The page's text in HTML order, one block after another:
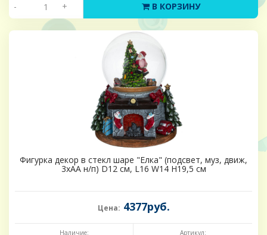
- + В КОРЗИНУ
Фигурка декор в стекл шаре "Елка" (подсвет, муз, движ,
3хАА н/п) D12 см, L16 W14 H19,5 см
Цена: 4377руб.
Наличие: Артикул: